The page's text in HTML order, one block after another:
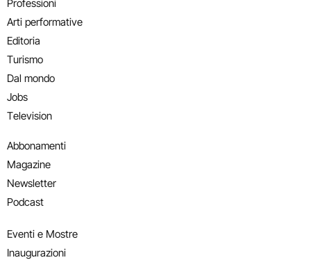
Professioni
Arti performative
Editoria
Turismo
Dal mondo
Jobs
Television
Abbonamenti
Magazine
Newsletter
Podcast
Eventi e Mostre
Inaugurazioni